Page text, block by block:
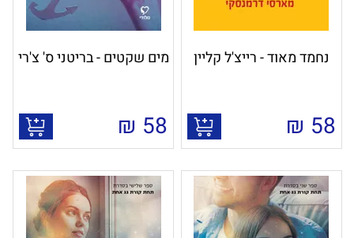
נחמד מאוד - רייצ'ל קליין
58
₪
מים שקטים - בריטני ס' צ'רי
58
₪